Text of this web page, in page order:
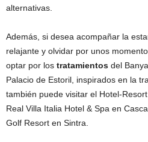
alternativas.
Además, si desea acompañar la
relajante y olvidar por unos
optar por los tratamientos del
Palacio de Estoril, inspirados en la
también puede visitar el Hotel-
Real Villa Italia Hotel & Spa en
Golf Resort en Sintra.